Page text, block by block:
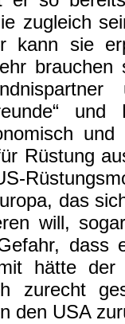
zugleich
kann sie
brauchen
und
Rüstung
das
will,
dass
hätte der
zurecht
den USA